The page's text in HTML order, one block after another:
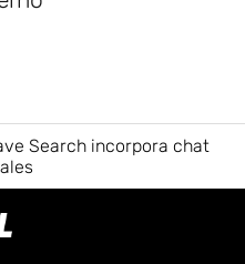
Search incorpora chat